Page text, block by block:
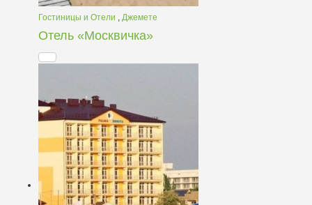
Гостиницы и Отели , Джемете
Отель «Москвичка»